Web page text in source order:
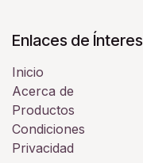
Enlaces de Ínteres
Inicio
Acerca de
Productos
Condiciones
Privacidad